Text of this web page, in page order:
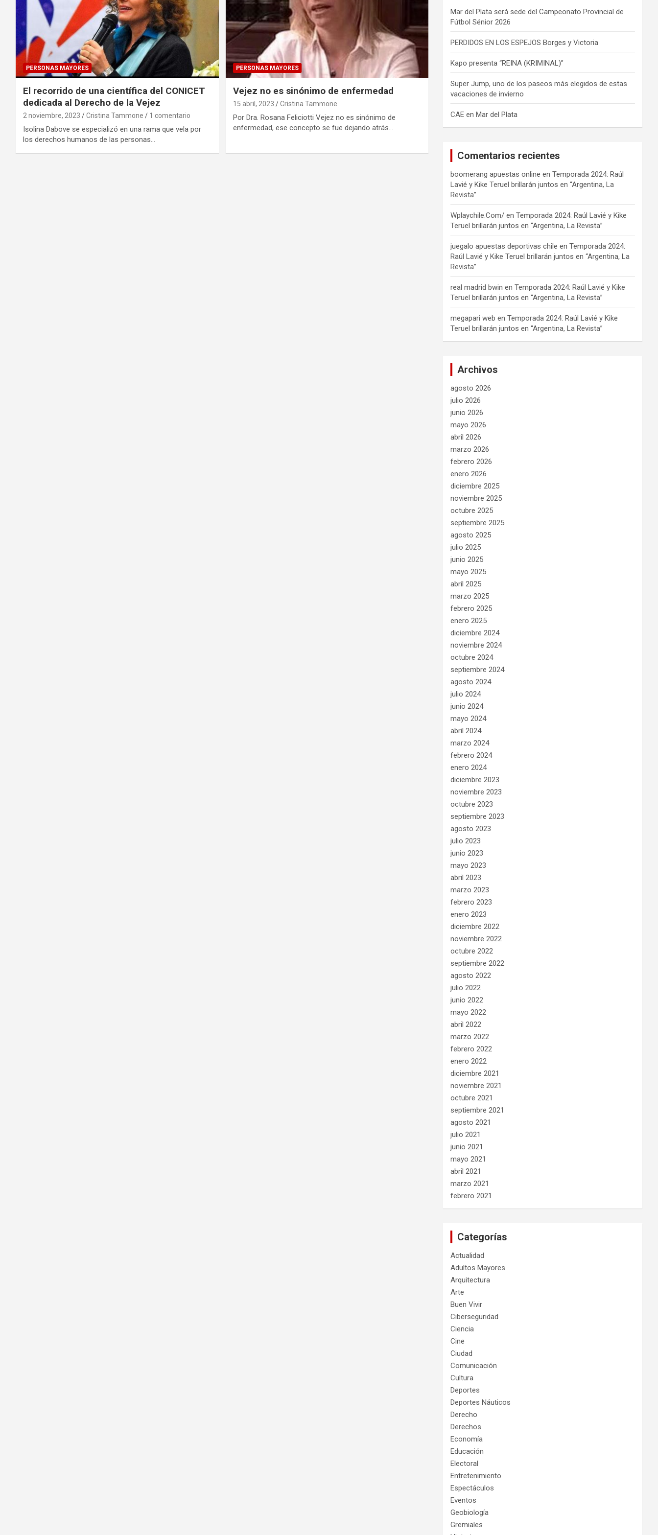
PERSONAS MAYORES
El recorrido de una científica del CONICET
dedicada al Derecho de la Vejez
2 noviembre, 2023 Cristina Tammone 1 comentario
Isolina Dabove se especializó en una rama que vela por
los derechos humanos de las personas…
PERSONAS MAYORES
Vejez no es sinónimo de enfermedad
15 abril, 2023 Cristina Tammone
Por Dra. Rosana Feliciotti Vejez no es sinónimo de
enfermedad, ese concepto se fue dejando atrás…
Mar del Plata será sede del Campeonato Provincial de
Fútbol Sénior 2026
PERDIDOS EN LOS ESPEJOS Borges y Victoria
Kapo presenta “REINA (KRIMINAL)”
Super Jump, uno de los paseos más elegidos de estas
vacaciones de invierno
CAE en Mar del Plata
Comentarios recientes
boomerang apuestas online enTemporada 2024: Raúl
Lavié y Kike Teruel brillarán juntos en “Argentina, La
Revista”
Wplaychile.Com/ enTemporada 2024: Raúl Lavié y Kike
Teruel brillarán juntos en “Argentina, La Revista”
juegalo apuestas deportivas chile enTemporada 2024:
Raúl Lavié y Kike Teruel brillarán juntos en “Argentina, La
Revista”
real madrid bwin enTemporada 2024: Raúl Lavié y Kike
Teruel brillarán juntos en “Argentina, La Revista”
megapari web enTemporada 2024: Raúl Lavié y Kike
Teruel brillarán juntos en “Argentina, La Revista”
Archivos
agosto 2026
julio 2026
junio 2026
mayo 2026
abril 2026
marzo 2026
febrero 2026
enero 2026
diciembre 2025
noviembre 2025
octubre 2025
septiembre 2025
agosto 2025
julio 2025
junio 2025
mayo 2025
abril 2025
marzo 2025
febrero 2025
enero 2025
diciembre 2024
noviembre 2024
octubre 2024
septiembre 2024
agosto 2024
julio 2024
junio 2024
mayo 2024
abril 2024
marzo 2024
febrero 2024
enero 2024
diciembre 2023
noviembre 2023
octubre 2023
septiembre 2023
agosto 2023
julio 2023
junio 2023
mayo 2023
abril 2023
marzo 2023
febrero 2023
enero 2023
diciembre 2022
noviembre 2022
octubre 2022
septiembre 2022
agosto 2022
julio 2022
junio 2022
mayo 2022
abril 2022
marzo 2022
febrero 2022
enero 2022
diciembre 2021
noviembre 2021
octubre 2021
septiembre 2021
agosto 2021
julio 2021
junio 2021
mayo 2021
abril 2021
marzo 2021
febrero 2021
Categorías
Actualidad
Adultos Mayores
Arquitectura
Arte
Buen Vivir
Ciberseguridad
Ciencia
Cine
Ciudad
Comunicación
Cultura
Deportes
Deportes Náuticos
Derecho
Derechos
Economía
Educación
Electoral
Entretenimiento
Espectáculos
Eventos
Geobiología
Gremiales